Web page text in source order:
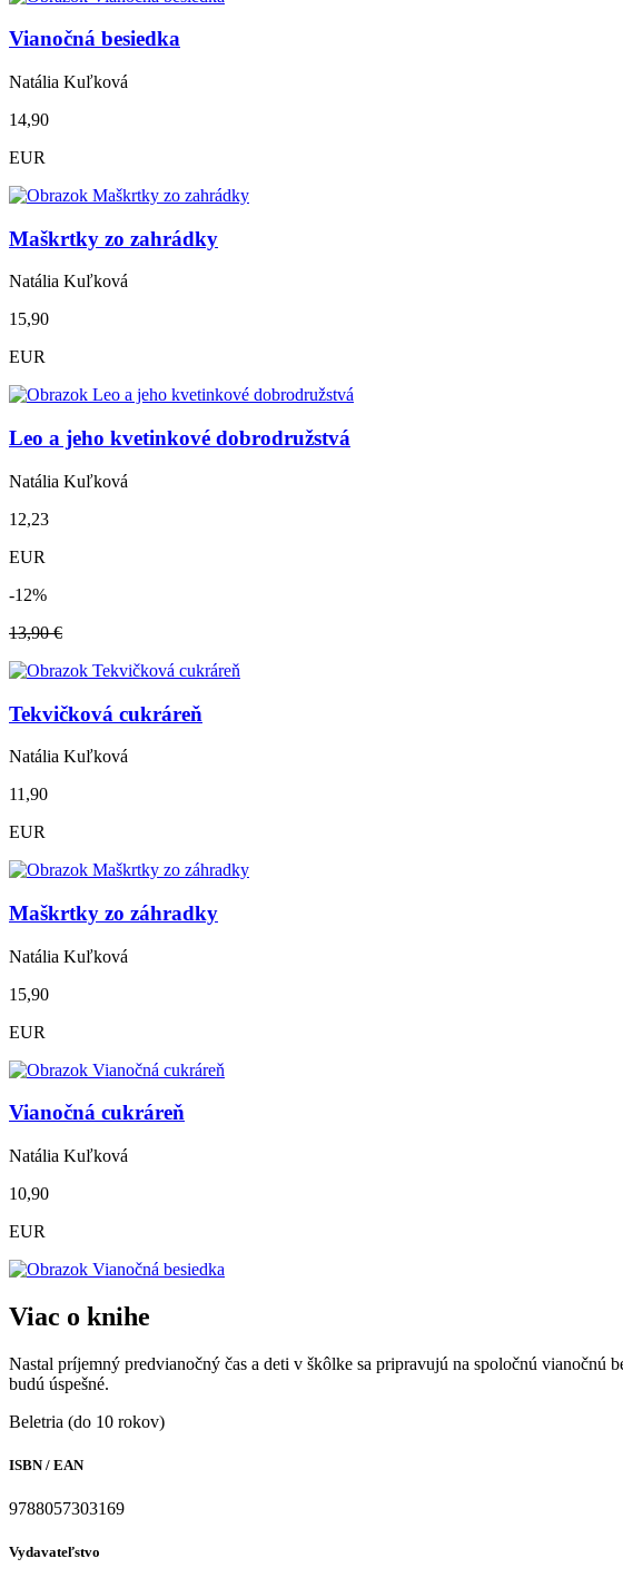
Vianočná besiedka
Natália Kuľková
14,90
EUR
Maškrtky zo zahrádky
Natália Kuľková
15,90
EUR
Leo a jeho kvetinkové dobrodružstvá
Natália Kuľková
12,23
EUR
-12%
13,90 €
Tekvičková cukráreň
Natália Kuľková
11,90
EUR
Maškrtky zo záhradky
Natália Kuľková
15,90
EUR
Vianočná cukráreň
Natália Kuľková
10,90
EUR
Viac o knihe
Nastal príjemný predvianočný čas a deti v škôlke sa pripravujú na spoločnú
budú úspešné.
Beletria (do 10 rokov)
ISBN / EAN
9788057303169
Vydavateľstvo